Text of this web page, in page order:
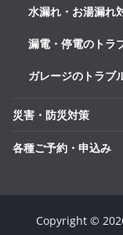
水漏れ・お湯漏れ
漏電・停電のトラ
ガレージのトラブ
災害・防災対策
各種ご予約・申込み
Copyright ©